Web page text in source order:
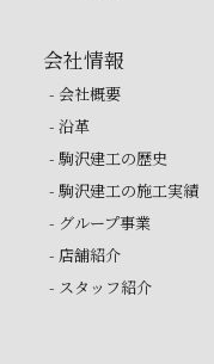
会社情報
- 会社概要
- 沿革
- 駒沢建工の歴史
- 駒沢建工の施工実績
- グループ事業
- 店舗紹介
- スタッフ紹介